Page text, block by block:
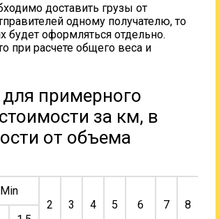
доставить грузы от
одному получателю, то
будет оформляться отдельно.
при расчете общего веса и
примерного
за км, в
от объема
Min
2
3 4 5 6 7 8